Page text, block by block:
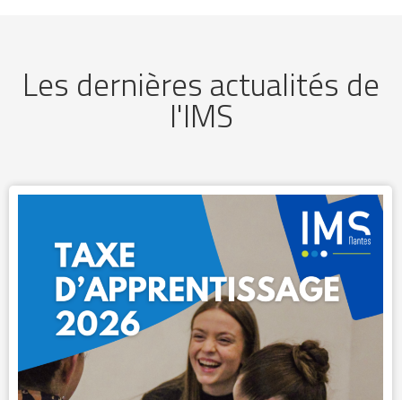
Les dernières actualités de
l'IMS